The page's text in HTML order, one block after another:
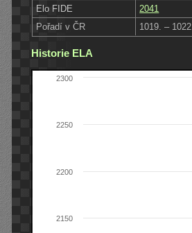
Elo FIDE
2041
Pořadí v ČR
1019. – 1022.
Historie ELA
2150
2200
2250
2300